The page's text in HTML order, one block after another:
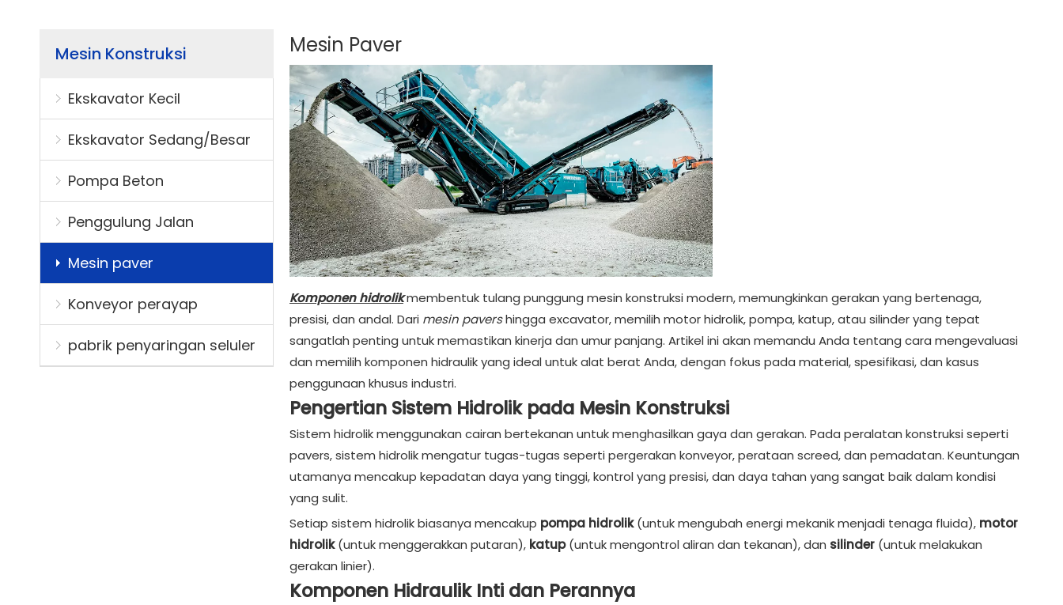
Mesin Konstruksi
Ekskavator Kecil
Ekskavator Sedang/Besar
Pompa Beton
Penggulung Jalan
Mesin paver
Konveyor perayap
pabrik penyaringan seluler
Mesin Paver
Komponen hidrolikmembentuk tulang punggung mesin konstruksi modern, memungkinkan gerakan yang bertenaga,
presisi, dan andal. Dari mesin pavershingga excavator, memilih motor hidrolik, pompa, katup, atau silinder yang tepat
sangatlah penting untuk memastikan kinerja dan umur panjang. Artikel ini akan memandu Anda tentang cara mengevaluasi
dan memilih komponen hidraulik yang ideal untuk alat berat Anda, dengan fokus pada material, spesifikasi, dan kasus
penggunaan khusus industri.
Pengertian Sistem Hidrolik pada Mesin Konstruksi
Sistem hidrolik menggunakan cairan bertekanan untuk menghasilkan gaya dan gerakan. Pada peralatan konstruksi seperti
pavers, sistem hidrolik mengatur tugas-tugas seperti pergerakan konveyor, perataan screed, dan pemadatan. Keuntungan
utamanya mencakup kepadatan daya yang tinggi, kontrol yang presisi, dan daya tahan yang sangat baik dalam kondisi
yang sulit.
Setiap sistem hidrolik biasanya mencakup pompa hidrolik(untuk mengubah energi mekanik menjadi tenaga fluida), motor
hidrolik(untuk menggerakkan putaran), katup(untuk mengontrol aliran dan tekanan), dan silinder (untuk melakukan
gerakan linier).
Komponen Hidraulik Inti dan Perannya